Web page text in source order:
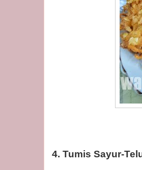
4. Tumis Sayur-